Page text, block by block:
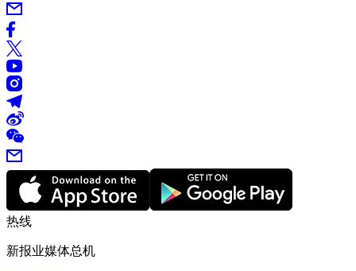
热线
新报业媒体总机